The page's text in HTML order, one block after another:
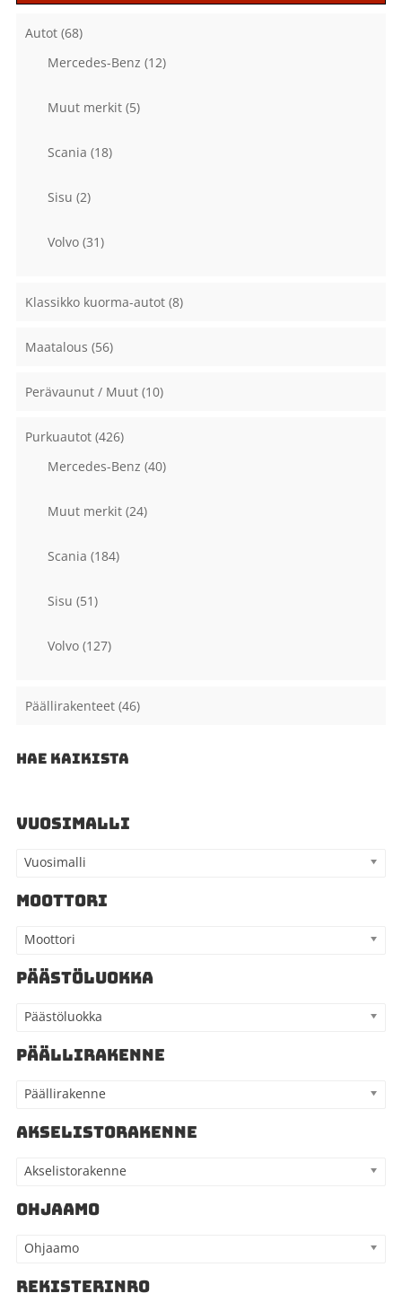
Autot (68)
Mercedes-Benz (12)
Muut merkit (5)
Scania (18)
Sisu (2)
Volvo (31)
Klassikko kuorma-autot (8)
Maatalous (56)
Perävaunut / Muut (10)
Purkuautot (426)
Mercedes-Benz (40)
Muut merkit (24)
Scania (184)
Sisu (51)
Volvo (127)
Päällirakenteet (46)
HAE KAIKISTA
VUOSIMALLI
Vuosimalli
MOOTTORI
Moottori
PÄÄSTÖLUOKKA
Päästöluokka
PÄÄLLIRAKENNE
Päällirakenne
AKSELISTORAKENNE
Akselistorakenne
OHJAAMO
Ohjaamo
REKISTERINRO